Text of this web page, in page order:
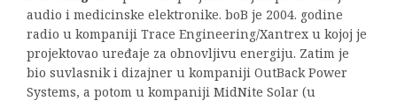
audio i medicinske elektronike. boB je 2004. godine
radio u kompaniji Trace Engineering/Xantrex u kojoj je
projektovao uređaje za obnovljivu energiju. Zatim je
bio suvlasnik i dizajner u kompaniji OutBack Power
Systems, a potom u kompaniji MidNite Solar (u